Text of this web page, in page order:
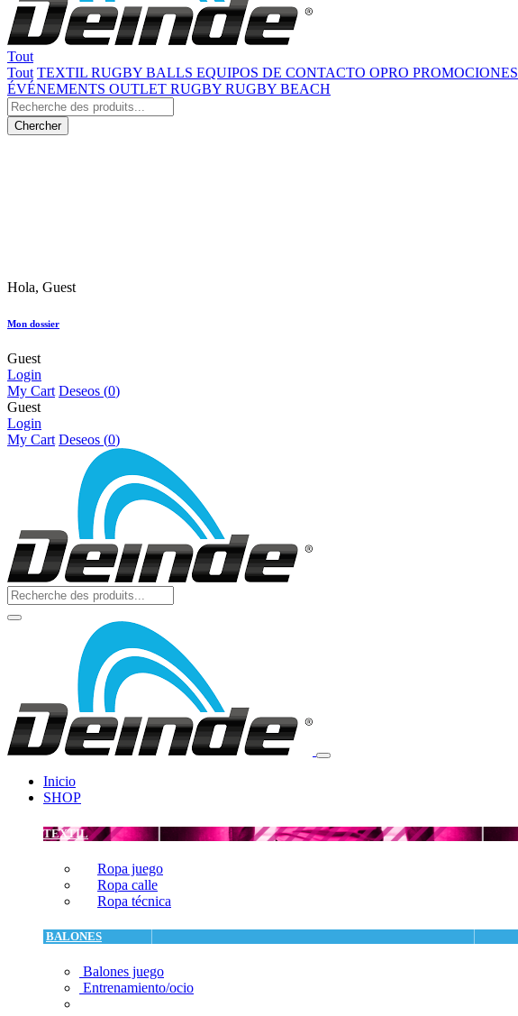
Tout
Tout TEXTIL RUGBY BALLS EQUIPOS DE CONTACTO OPRO PROMOCIONES
ÉVÉNEMENTS OUTLET RUGBY RUGBY BEACH
Chercher
Hola, Guest
Mon dossier
Guest
Login
My Cart Deseos (0)
Guest
Login
My Cart Deseos (0)
Inicio
SHOP
TEXTIL
Ropa juego
Ropa calle
Ropa técnica
BALONES
Balones juego
Entrenamiento/ocio